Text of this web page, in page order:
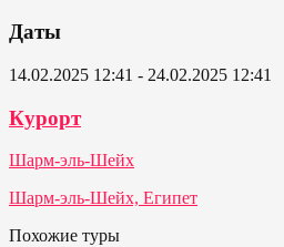
Даты
14.02.2025 12:41 - 24.02.2025 12:41
Курорт
Шарм-эль-Шейх
Шарм-эль-Шейх, Египет
Похожие туры